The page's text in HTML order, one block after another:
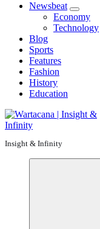
Newsbeat
Economy
Technology
Blog
Sports
Features
Fashion
History
Education
Insight & Infinity